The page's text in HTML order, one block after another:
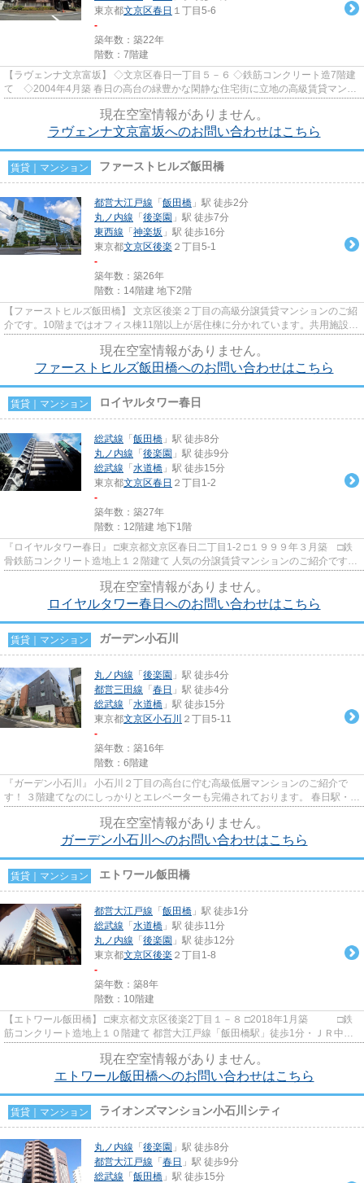
東京都文京区春日 １丁目5-6
-
築年数：築22年
階数：7階建
【ラヴェンナ文京富坂】 ◇文京区春日一丁目５－６ ◇鉄筋コンクリート造7階建
て ◇2004年4月築 春日の高台の緑豊かな閑静な住宅街に立地の高級賃貸マンシ
現在空室情報がありません。
ラヴェンナ文京富坂へのお問い合わせはこちら
賃貸｜マンション ファーストヒルズ飯田橋
都営大江戸線 「 飯田橋 」駅 徒歩2分
丸ノ内線 「 後楽園 」駅 徒歩7分
東西線 「 神楽坂 」駅 徒歩16分
東京都文京区後楽 ２丁目5-1
-
築年数：築26年
階数：14階建 地下2階
【ファーストヒルズ飯田橋】 文京区後楽２丁目の高級分譲賃貸マンションのご紹
介です。10階まではオフィス棟11階以上が居住棟に分かれています。共用施設と
現在空室情報がありません。
ファーストヒルズ飯田橋へのお問い合わせはこちら
賃貸｜マンション ロイヤルタワー春日
総武線 「 飯田橋 」駅 徒歩8分
丸ノ内線 「 後楽園 」駅 徒歩9分
総武線 「 水道橋 」駅 徒歩15分
東京都文京区春日 ２丁目1-2
-
築年数：築27年
階数：12階建 地下1階
『ロイヤルタワー春日』 □東京都文京区春日二丁目1-2 □１９９９年３月築 □鉄
骨鉄筋コンクリート造地上１２階建て 人気の分譲賃貸マンションのご紹介です。
現在空室情報がありません。
ロイヤルタワー春日へのお問い合わせはこちら
賃貸｜マンション ガーデン小石川
丸ノ内線 「 後楽園 」駅 徒歩4分
都営三田線 「 春日 」駅 徒歩4分
総武線 「 水道橋 」駅 徒歩15分
東京都文京区小石川 ２丁目5-11
-
築年数：築16年
階数：6階建
『ガーデン小石川』 小石川２丁目の高台に佇む高級低層マンションのご紹介で
す！ ３階建てなのにしっかりとエレベーターも完備されております。 春日駅・後
現在空室情報がありません。
ガーデン小石川へのお問い合わせはこちら
賃貸｜マンション エトワール飯田橋
都営大江戸線 「 飯田橋 」駅 徒歩1分
総武線 「 水道橋 」駅 徒歩11分
丸ノ内線 「 後楽園 」駅 徒歩12分
東京都文京区後楽 ２丁目1-8
-
築年数：築8年
階数：10階建
【エトワール飯田橋】 □東京都文京区後楽2丁目１－８ □2018年1月築 □鉄
筋コンクリート造地上１０階建て 都営大江戸線「飯田橋駅」徒歩1分・ＪＲ中央
現在空室情報がありません。
エトワール飯田橋へのお問い合わせはこちら
賃貸｜マンション ライオンズマンション小石川シティ
丸ノ内線 「 後楽園 」駅 徒歩8分
都営大江戸線 「 春日 」駅 徒歩9分
総武線 「 飯田橋 」駅 徒歩15分